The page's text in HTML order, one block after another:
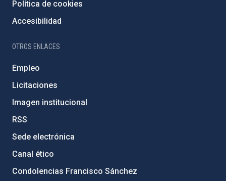
Política de cookies
Accesibilidad
OTROS ENLACES
Empleo
Licitaciones
Imagen institucional
RSS
Sede electrónica
Canal ético
Condolencias Francisco Sánchez